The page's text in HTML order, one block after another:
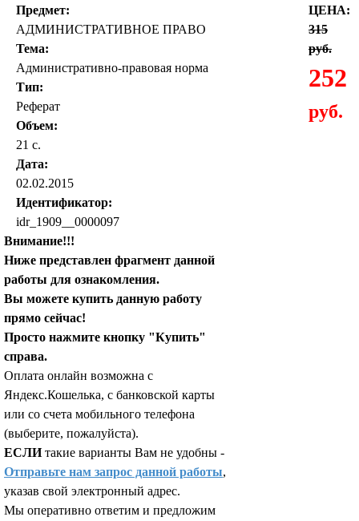
Предмет:
АДМИНИСТРАТИВНОЕ ПРАВО
Тема:
Административно-правовая норма
Тип:
Реферат
Объем:
21 с.
Дата:
02.02.2015
Идентификатор:
idr_1909__0000097
ЦЕНА:
315
руб.
252
руб.
Внимание!!!
Ниже представлен фрагмент данной
работы для ознакомления.
Вы можете купить данную работу
прямо сейчас!
Просто нажмите кнопку "Купить"
справа.
Оплата онлайн возможна с
Яндекс.Кошелька, с банковской карты
или со счета мобильного телефона
(выберите, пожалуйста).
ЕСЛИтакие варианты Вам не удобны -
Отправьте нам запрос данной работы,
указав свой электронный адрес.
Мы оперативно ответим и предложим